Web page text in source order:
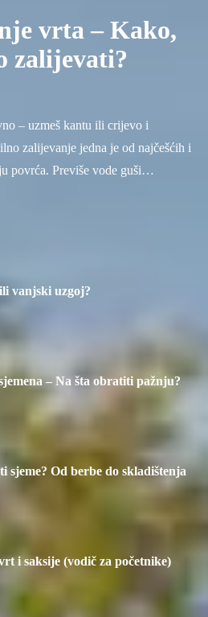
vrta – Kako,
zalijevati?
– uzmeš kantu ili crijevo i
zalijevanje jedna je od najčešćih i
povrća. Previše vode guši…
vanjski uzgoj?
– Na šta obratiti pažnju?
sjeme? Od berbe do skladištenja
i saksije (vodič za početnike)